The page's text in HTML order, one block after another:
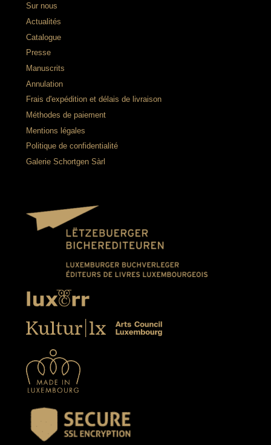
Sur nous
Actualités
Catalogue
Presse
Manuscrits
Annulation
Frais d'expédition et délais de livraison
Méthodes de paiement
Mentions légales
Politique de confidentialité
Galerie Schortgen Sàrl